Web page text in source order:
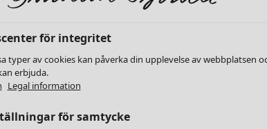
för integritet
typer av cookies kan påverka din upplevelse av webbplatsen
erbjuda.
Legal information
för samtycke